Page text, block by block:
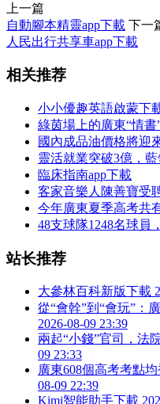
上一篇
自動腳本精靈app下載 下一
人民出行共享車app下載
相关推荐
小小優趣英語啟蒙下
綠茵場上的廣東“情
國內成品油價格將迎
靈活就業突破3億，
臨床指南app下載
客家音樂人陳善寶受
今年廣東夏季高考共
48支球隊1248名球員
站长推荐
大參林百科新版下載
從“會幹”到“會玩”：
2026-08-09 23:39
兩起“小錢”官司，法
09 23:33
廣東608個高考考點
08-09 22:39
Kimi智能助手下載